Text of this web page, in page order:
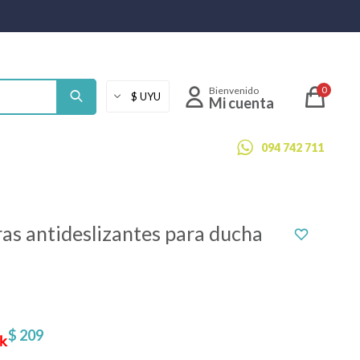
094 742 711
0
antideslizantes para ducha
$ 209